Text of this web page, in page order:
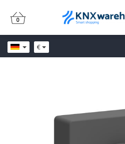
€
0
0